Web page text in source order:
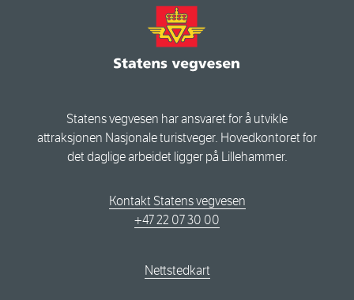
Statens vegvesen har ansvaret for å utvikle
attraksjonen Nasjonale turistveger. Hovedkontoret for
det daglige arbeidet ligger på Lillehammer.
Kontakt Statens vegvesen
+47 22 07 30 00
Nettstedkart